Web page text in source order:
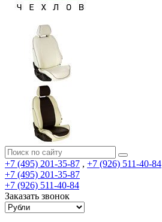
+7 (495) 201-35-87 , +7 (926) 511-40-84
+7 (495) 201-35-87
+7 (926) 511-40-84
Заказать звонок